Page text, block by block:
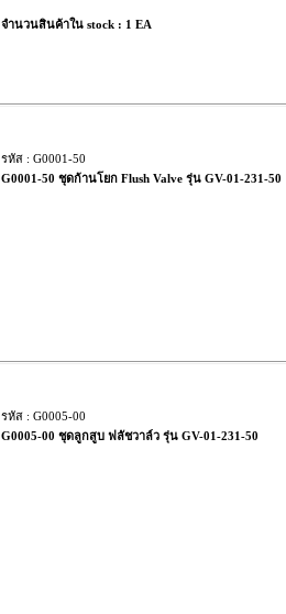
จำนวนสินค้าใน stock : 1 EA
รหัส : G0001-50
G0001-50 ชุดก้านโยก Flush Valve รุ่น GV-01-231-50
รหัส : G0005-00
G0005-00 ชุดลูกสูบ ฟลัชวาล์ว รุ่น GV-01-231-50